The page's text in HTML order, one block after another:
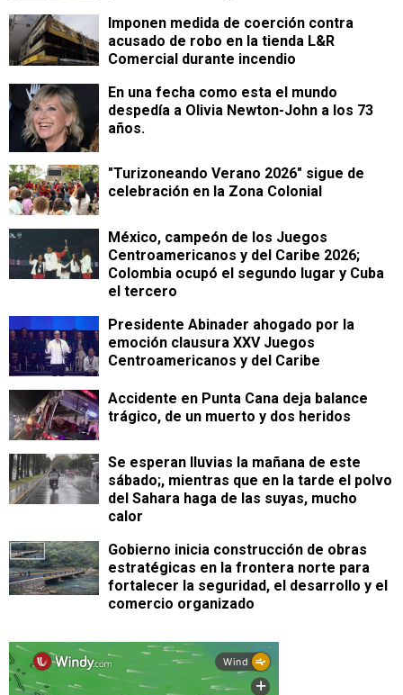
Imponen medida de coerción contra
acusado de robo en la tienda L&R
Comercial durante incendio
En una fecha como esta el mundo
despedía a Olivia Newton-John a los 73
años.
"Turizoneando Verano 2026" sigue de
celebración en la Zona Colonial
México, campeón de los Juegos
Centroamericanos y del Caribe 2026;
Colombia ocupó el segundo lugar y Cuba
el tercero
Presidente Abinader ahogado por la
emoción clausura XXV Juegos
Centroamericanos y del Caribe
Accidente en Punta Cana deja balance
trágico, de un muerto y dos heridos
Se esperan lluvias la mañana de este
sábado;, mientras que en la tarde el polvo
del Sahara haga de las suyas, mucho
calor
Gobierno inicia construcción de obras
estratégicas en la frontera norte para
fortalecer la seguridad, el desarrollo y el
comercio organizado